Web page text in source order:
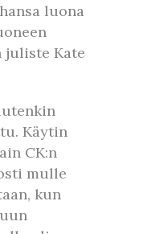
luona
juliste Kate
Käytin
CK:n
mulle
kun